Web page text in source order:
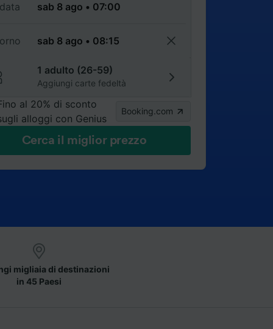
1 adulto (26-59)
Aggiungi carte fedeltà
al 20% di sconto
alloggi con Genius
Booking.com
Cerca il miglior prezzo
migliaia di destinazioni
in 45 Paesi